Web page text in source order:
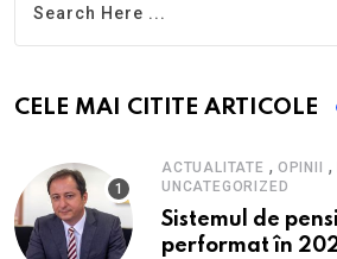
CELE MAI CITITE ARTICOLE
ACTUALITATE , OPINII ,
UNCATEGORIZED
Sistemul de
performat în